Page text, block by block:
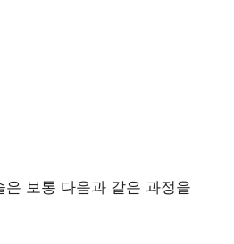
은 보통 다음과 같은 과정을